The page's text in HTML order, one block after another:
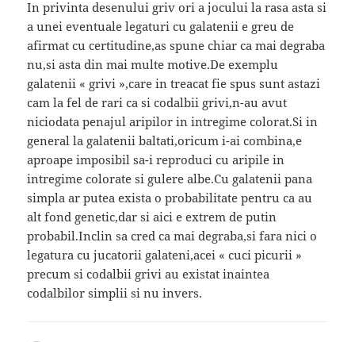
In privinta desenului griv ori a jocului la rasa asta si
a unei eventuale legaturi cu galatenii e greu de
afirmat cu certitudine,as spune chiar ca mai degraba
nu,si asta din mai multe motive.De exemplu
galatenii « grivi »,care in treacat fie spus sunt astazi
cam la fel de rari ca si codalbii grivi,n-au avut
niciodata penajul aripilor in intregime colorat.Si in
general la galatenii baltati,oricum i-ai combina,e
aproape imposibil sa-i reproduci cu aripile in
intregime colorate si gulere albe.Cu galatenii pana
simpla ar putea exista o probabilitate pentru ca au
alt fond genetic,dar si aici e extrem de putin
probabil.Inclin sa cred ca mai degraba,si fara nici o
legatura cu jucatorii galateni,acei « cuci picurii »
precum si codalbii grivi au existat inaintea
codalbilor simplii si nu invers.